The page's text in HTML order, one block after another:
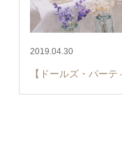
2019.04.30
【ドールズ・パー